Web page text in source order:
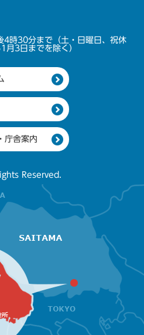
4時30分まで（土・日曜日、祝休
月3日までを除く）
庁舎案内
Reserved.